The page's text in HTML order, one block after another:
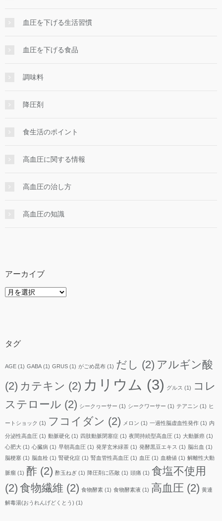
血圧を下げる生活習慣
血圧を下げる食品
調味料
降圧剤
食生活のポイント
高血圧に関する情報
高血圧の治し方
高血圧の知識
アーカイブ
ア
タグ
AGE (1) GABA (1) GRUS (1) がごめ昆布 (1) だし (2) アルギン酸
(2) カテキン (2) カリウム (3) グルス (1)
コレ
ステロール (2) シークヮーサー (1) シークワーサー (1) テアニン (1) ヒ
ートショック (1) フコイダン (2) メロン (1) 一過性脳虚血性発作 (1) 内
分泌性高血圧 (1) 動脈硬化 (1) 四肢動脈閉塞症 (1) 夜間持続型高血圧 (1) 大動脈癌 (1)
心肥大 (1) 心臓病 (1) 早朝高血圧 (1) 発芽玄米緑茶 (1) 発酵黒豆エキス (1) 脳出血 (1)
脳梗塞 (1) 脳血栓 (1) 腎硬化症 (1) 腎血管性高血圧 (1) 血圧 (1) 血糖値 (1) 解離性大動
脈瘤 (1) 酢 (2) 酢玉ねぎ (1) 降圧剤に匹敵 (1) 頭痛 (1) 食塩不使用
(2) 食物繊維 (2) 食物酵素 (1) 食物酵素液 (1) 高血圧 (2) 黄連
解毒湯(おうれんげどくとう) (1)